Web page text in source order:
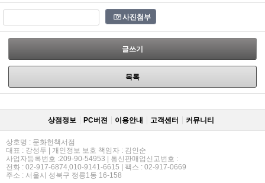
사진첨부
글쓰기
목록
상점정보 PC버젼 이용안내 고객센터 커뮤니티
상호명 : 문화헌책서점
대표 : 강성두 | 개인정보 보호 책임자 : 김인순
사업자등록번호 :209-90-54953 | 통신판매업신고번호 :
전화 : 02-917-6874,010-9141-6615 | 팩스 : 02-917-0669
주소 : 서울시 성북구 정릉1동 16-158